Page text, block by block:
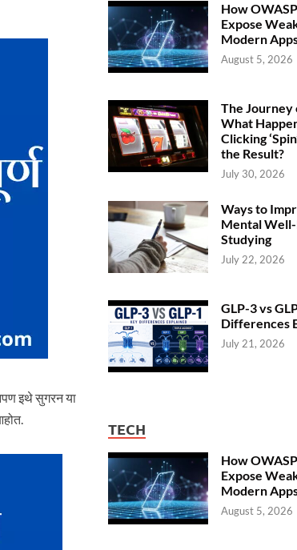
इथे सुगरन या
How
Expose
Modern
August 5, 2026
The Journey
What
Clicking
the Result?
July 30, 2026
Ways to
Mental
Studying
July 22, 2026
GLP-3 vs
Differences
July 21, 2026
TECH
How
Expose
Modern
August 5, 2026